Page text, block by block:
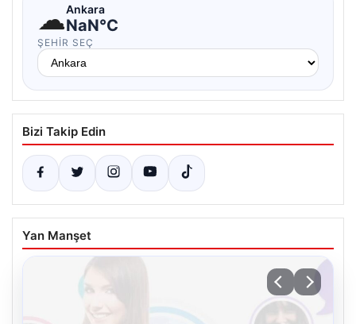
☁Ankara
NaN°C
ŞEHIR SEÇ
Bizi Takip Edin
Yan Manşet